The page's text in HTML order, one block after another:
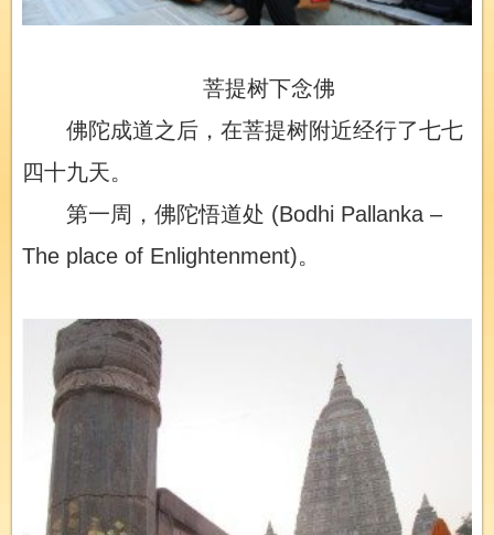
菩提树下念佛
佛陀成道之后，在菩提树附近经行了七七
四十九天。
第一周，佛陀悟道处 (Bodhi Pallanka –
The place of Enlightenment)。